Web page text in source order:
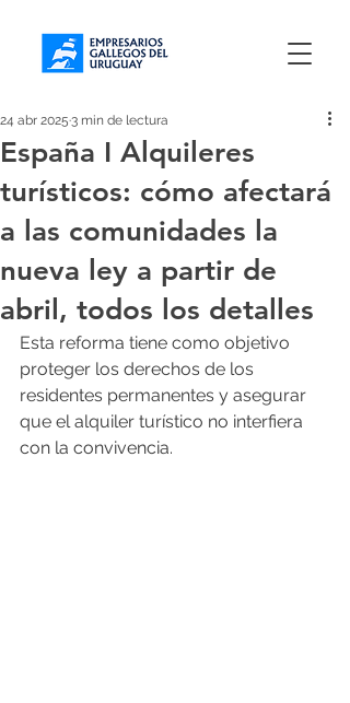
España I Alquileres
turísticos: cómo afectará
a las comunidades la
nueva ley a partir de
abril, todos los detalles
24 abr 2025 3 min de lectura
Esta reforma tiene como objetivo
proteger los derechos de los
residentes permanentes y asegurar
que el alquiler turístico no interfiera
con la convivencia.